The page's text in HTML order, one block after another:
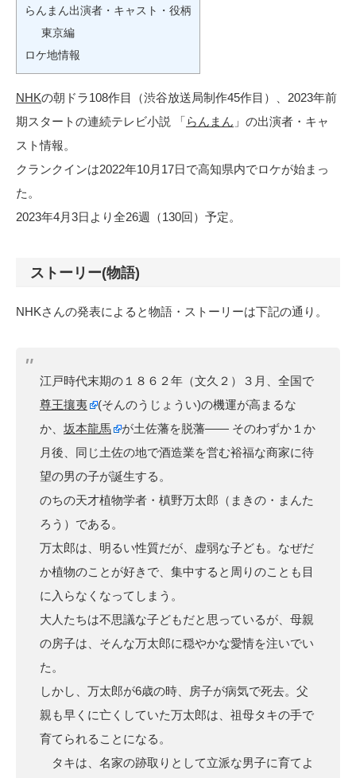
らんまん出演者・キャスト・役柄
東京編
ロケ地情報
NHKの朝ドラ108作目（渋谷放送局制作45作目）、2023年前
期スタートの連続テレビ小説 「らんまん 」の出演者・キャ
スト情報。
クランクインは2022年10月17日で高知県内でロケが始まっ
た。
2023年4月3日より全26週（130回）予定。
ストーリー(物語)
NHKさんの発表によると物語・ストーリーは下記の通り。
江戸時代末期の１８６２年（文久２）３月、全国で
尊王攘夷
(そんのうじょうい)の機運が高まるな
か、 坂本龍馬
が土佐藩を脱藩―― そのわずか１か
月後、同じ土佐の地で酒造業を営む裕福な商家に待
望の男の子が誕生する。
のちの天才植物学者・槙野万太郎（まきの・まんた
ろう）である。
万太郎は、明るい性質だが、虚弱な子ども。なぜだ
か植物のことが好きで、集中すると周りのことも目
に入らなくなってしまう。
大人たちは不思議な子どもだと思っているが、母親
の房子は、そんな万太郎に穏やかな愛情を注いでい
た。
しかし、万太郎が6歳の時、房子が病気で死去。父
親も早くに亡くしていた万太郎は、祖母タキの手で
育てられることになる。
タキは、名家の跡取りとして立派な男子に育てよ